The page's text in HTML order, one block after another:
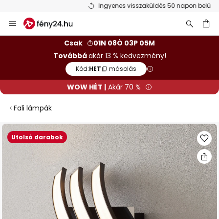
Ingyenes visszaküldés 50 napon belül
Ugrás
a
Csak
01N 08Ó 03P 05M
Továbbáakár 13 % kedvezmény!
Kód:HET másolás
WOW HÉT | Akár 70 %
Fali lámpák
Utolsó darabok
Ugrás
képgaléria